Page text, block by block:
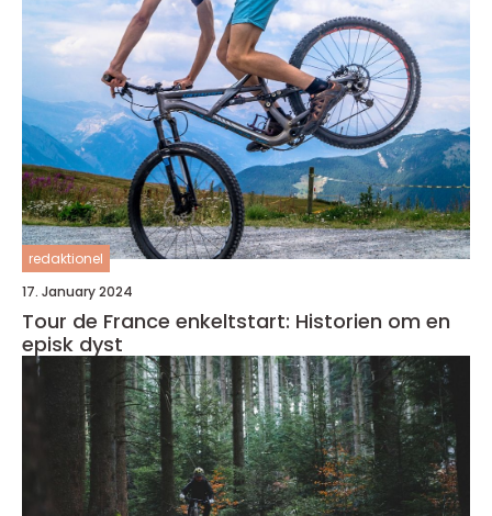
redaktionel
17. January 2024
Tour de France enkeltstart: Historien om en
episk dyst